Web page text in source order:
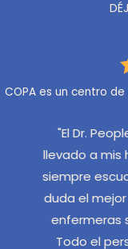
COPA es un centro
es el mejor
Él es muy bien
mis
para llevar a
muy amables y